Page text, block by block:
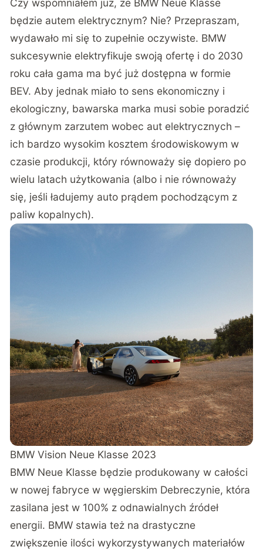
Czy wspomniałem już, że BMW Neue Klasse
będzie autem elektrycznym? Nie? Przepraszam,
wydawało mi się to zupełnie oczywiste. BMW
sukcesywnie elektryfikuje swoją ofertę i do 2030
roku cała gama ma być już dostępna w formie
BEV. Aby jednak miało to sens ekonomiczny i
ekologiczny, bawarska marka musi sobie poradzić
z głównym zarzutem wobec aut elektrycznych –
ich bardzo wysokim kosztem środowiskowym w
czasie produkcji, który równoważy się dopiero po
wielu latach użytkowania (albo i nie równoważy
się, jeśli ładujemy auto prądem pochodzącym z
paliw kopalnych).
BMW Vision Neue Klasse 2023
BMW Neue Klasse będzie produkowany w całości
w nowej fabryce w węgierskim Debreczynie, która
zasilana jest w 100% z odnawialnych źródeł
energii. BMW stawia też na drastyczne
zwiększenie ilości wykorzystywanych materiałów